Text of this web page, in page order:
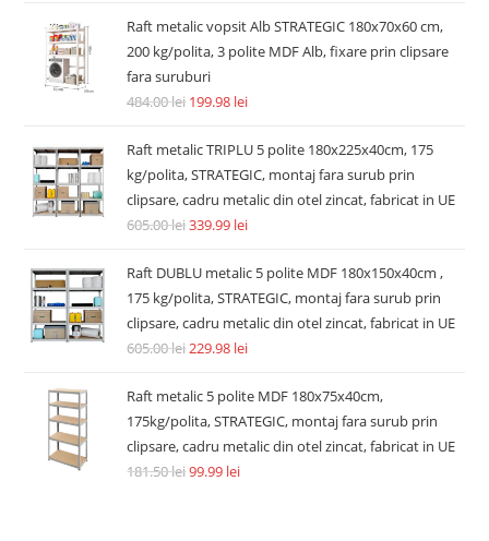
Raft metalic vopsit Alb STRATEGIC 180x70x60 cm,
200 kg/polita, 3 polite MDF Alb, fixare prin clipsare
fara suruburi
484.00lei 199.98 lei
Raft metalic TRIPLU 5 polite 180x225x40cm, 175
kg/polita, STRATEGIC, montaj fara surub prin
clipsare, cadru metalic din otel zincat, fabricat in UE
605.00lei339.99 lei
Raft DUBLU metalic 5 polite MDF 180x150x40cm ,
175 kg/polita, STRATEGIC, montaj fara surub prin
clipsare, cadru metalic din otel zincat, fabricat in UE
605.00lei229.98 lei
Raft metalic 5 polite MDF 180x75x40cm,
175kg/polita, STRATEGIC, montaj fara surub prin
clipsare, cadru metalic din otel zincat, fabricat in UE
181.50lei99.99 lei